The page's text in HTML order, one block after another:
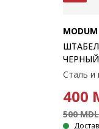
MODUM
ЧЕРНЫЙ
400
500